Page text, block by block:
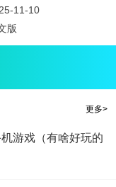
商家进行日常商品销售!
检测同辈报告提示，屏蔽
换位置，支持模拟定位站
版app可以帮助微信用户
11-10
版
更多>
游戏（有啥好玩的